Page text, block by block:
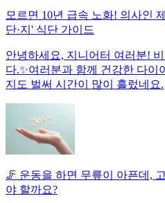
모르면 10년 급속 노화! 의사인
단·지' 식단 가이드
안녕하세요, 지니어터 여러분!
다.✨여러분과 함께 건강한 다이
지도 벌써 시간이 많이 흘렀네요.
🦵 운동을 하면 무릎이 아픈데,
야 할까요?